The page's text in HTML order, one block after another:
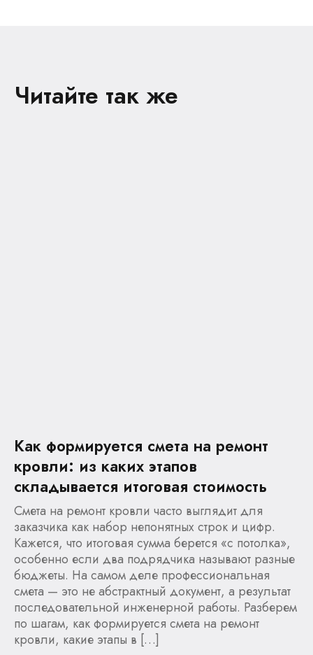
Читайте так же
Как формируется смета на ремонт
кровли: из каких этапов
складывается итоговая стоимость
Смета на ремонт кровли часто выглядит для
заказчика как набор непонятных строк и цифр.
Кажется, что итоговая сумма берется «с потолка»,
особенно если два подрядчика называют разные
бюджеты. На самом деле профессиональная
смета — это не абстрактный документ, а результат
последовательной инженерной работы. Разберем
по шагам, как формируется смета на ремонт
кровли, какие этапы в […]